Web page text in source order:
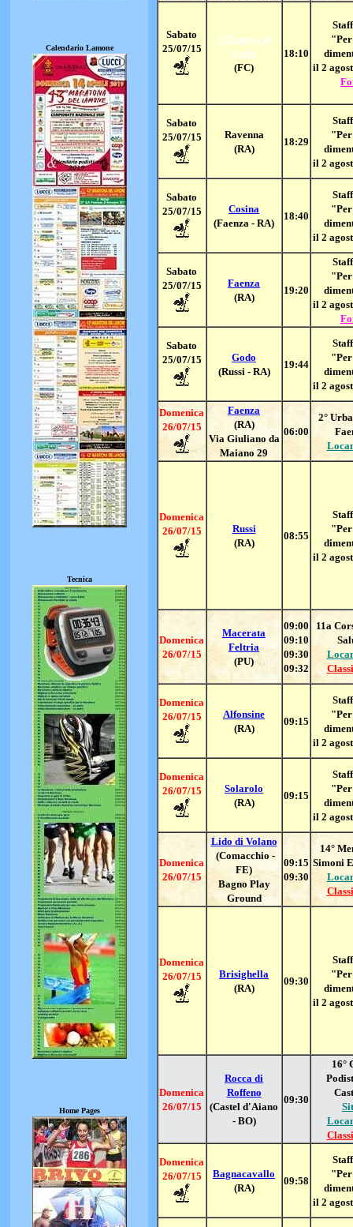
Sabato
25/07/15
Villanova di
Forlì
(FC)
18:10
il 2
Sabato
25/07/15
Ravenna
(RA)
18:29
il 2
Sabato
25/07/15
Cosina
(Faenza - RA)
18:40
il 2
Sabato
25/07/15
Faenza
(RA)
19:20
il 2
Sabato
25/07/15
Godo
(Russi - RA)
19:44
il 2
Domenica
26/07/15
Faenza
(RA)
Via Giuliano da
Maiano 29
06:00
2°
Domenica
26/07/15
Russi
(RA)
08:55
il 2
Domenica
26/07/15
Macerata
Feltria
(PU)
09:00
09:10
09:30
09:32
11a
Domenica
26/07/15
Alfonsine
(RA)
09:15
il 2
Domenica
26/07/15
Solarolo
(RA)
09:15
il 2
Domenica
26/07/15
Lido di Volano
(Comacchio -
FE)
Bagno Play
Ground
09:15
09:30
14°
Simoni
Domenica
26/07/15
Brisighella
(RA)
09:30
il 2
Domenica
26/07/15
Rocca di
Roffeno
(Castel d'Aiano
- BO)
09:30
16°
Domenica
26/07/15
Bagnacavallo
(RA)
09:58
il 2
Calendario Lamone
Tecnica
Home Pages